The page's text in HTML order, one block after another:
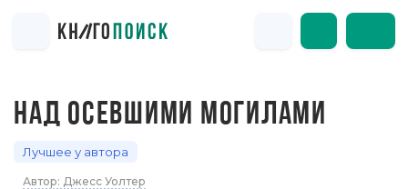
НАД ОСЕВШИМИ МОГИЛАМИ
Лучшее у автора
Автор: Джесс Уолтер